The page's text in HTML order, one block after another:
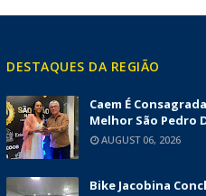
DESTAQUES DA REGIÃO
Caem É
Melhor São Pedro
AUGUST 06, 2026
Bike Jacobina